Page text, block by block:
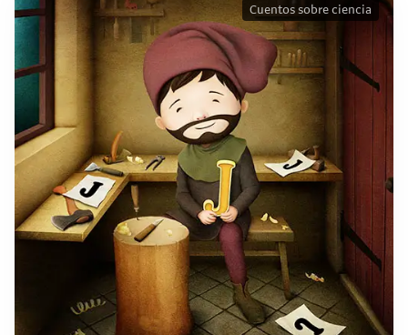
Cuentos sobre ciencia